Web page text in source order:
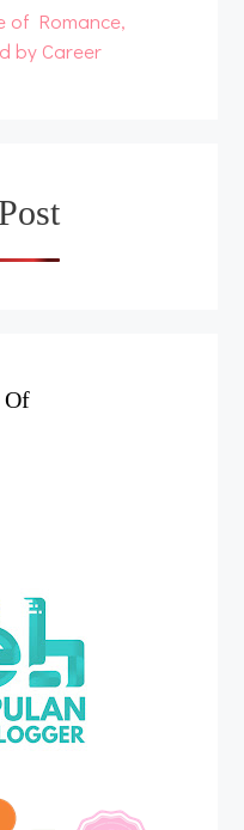
of Romance,
by Career
Of